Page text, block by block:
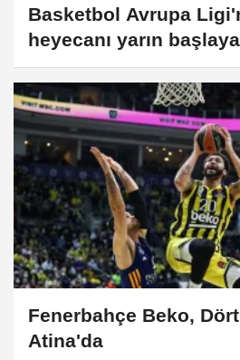
Basketbol Avrupa
heyecanı yarın
Fenerbahçe Beko,
Atina'da